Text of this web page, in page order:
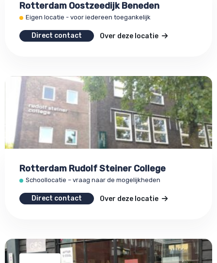
Rotterdam Oostzeedijk Beneden
Eigen locatie - voor iedereen toegankelijk
Direct contact Over deze locatie
Rotterdam Rudolf Steiner College
Schoollocatie – vraag naar de mogelijkheden
Direct contact Over deze locatie